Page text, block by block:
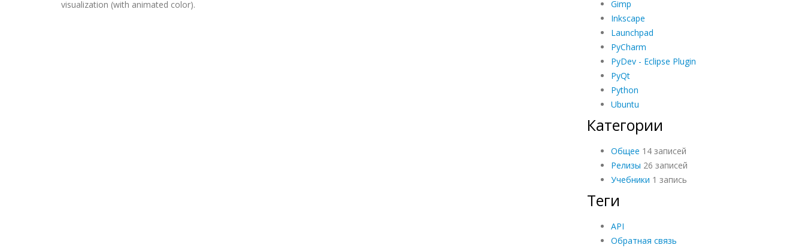
visualization (with animated color).
Gimp
Inkscape
Launchpad
PyCharm
PyDev - Eclipse Plugin
PyQt
Python
Ubuntu
Категории
Общее 14 записей
Релизы 26 записей
Учебники 1 запись
Теги
API
Обратная связь